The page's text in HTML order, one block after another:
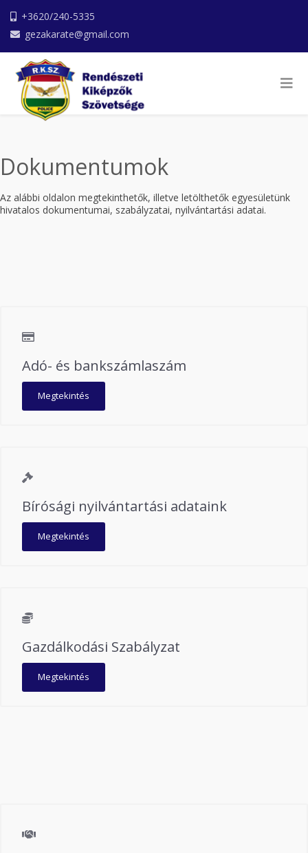
+3620/240-5335
gezakarate@gmail.com
Dokumentumok
Az alábbi oldalon megtekinthetők, illetve letölthetők egyesületünk
hivatalos dokumentumai, szabályzatai, nyilvántartási adatai.
Adó- és bankszámlaszám
Megtekintés
Bírósági nyilvántartási adataink
Megtekintés
Gazdálkodási Szabályzat
Megtekintés